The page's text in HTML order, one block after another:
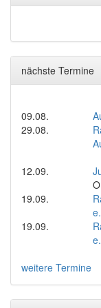
nächste Termine
09.08.
29.08.
12.09.
19.09.
19.09.
weitere Termine